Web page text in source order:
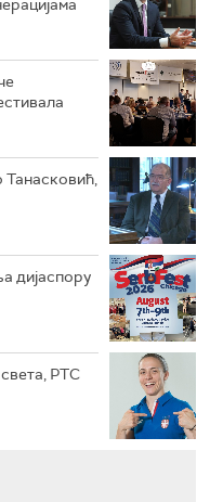
Танасковић,
дијаспору
РТС